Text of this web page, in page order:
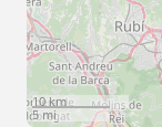
10 km
5 mi